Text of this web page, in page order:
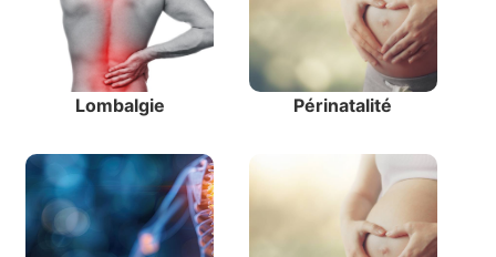
Lombalgie Périnatalité